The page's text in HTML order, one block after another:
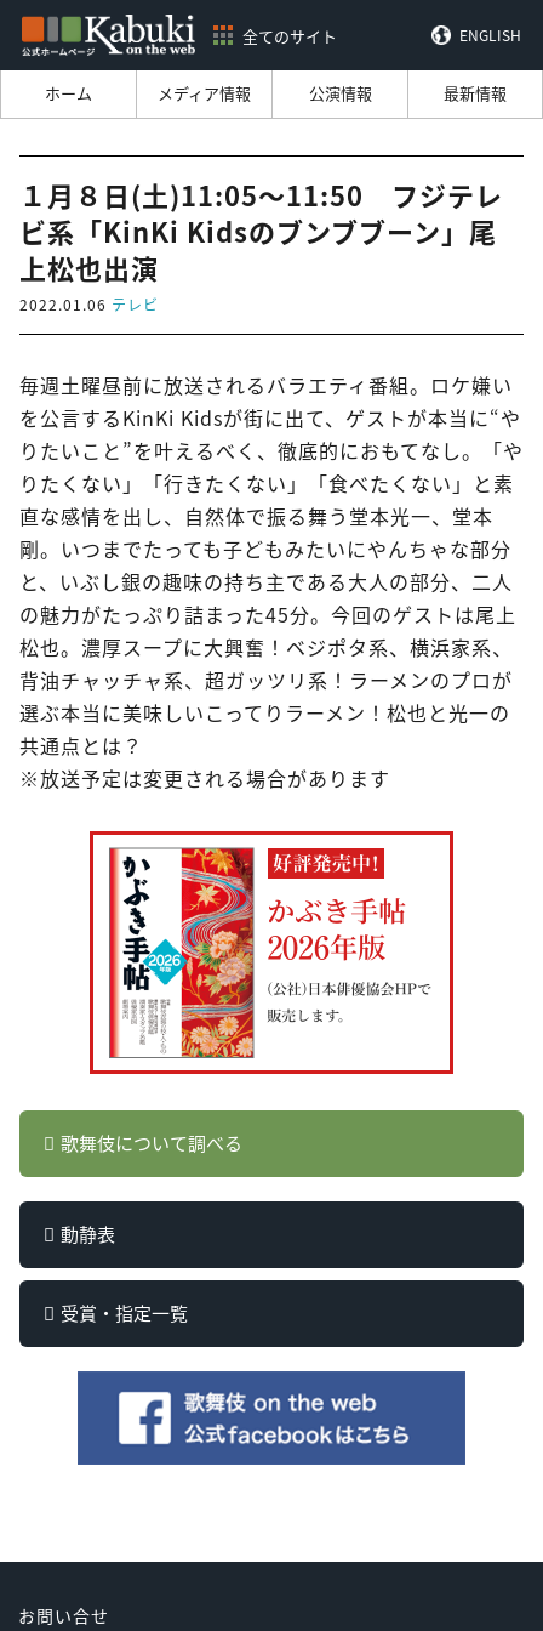
全てのサイト ENGLISH
ホーム メディア情報 公演情報 最新情報
１月８日(土)11:05～11:50 フジテレ
ビ系「KinKi Kidsのブンブブーン」尾
上松也出演
2022.01.06 テレビ
毎週土曜昼前に放送されるバラエティ番組。ロケ嫌い
を公言するKinKi Kidsが街に出て、ゲストが本当に“や
りたいこと”を叶えるべく、徹底的におもてなし。「や
りたくない」「行きたくない」「食べたくない」と素
直な感情を出し、自然体で振る舞う堂本光一、堂本
剛。いつまでたっても子どもみたいにやんちゃな部分
と、いぶし銀の趣味の持ち主である大人の部分、二人
の魅力がたっぷり詰まった45分。今回のゲストは尾上
松也。濃厚スープに大興奮！ベジポタ系、横浜家系、
背油チャッチャ系、超ガッツリ系！ラーメンのプロが
選ぶ本当に美味しいこってりラーメン！松也と光一の
共通点とは？
※放送予定は変更される場合があります
歌舞伎について調べる
動静表
受賞・指定一覧
お問い合せ